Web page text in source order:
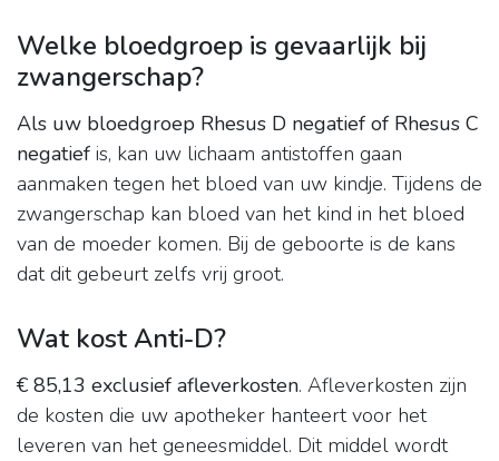
Welke bloedgroep is gevaarlijk bij
zwangerschap?
Als uw bloedgroep Rhesus D negatief of Rhesus C
negatief is, kan uw lichaam antistoffen gaan
aanmaken tegen het bloed van uw kindje. Tijdens de
zwangerschap kan bloed van het kind in het bloed
van de moeder komen. Bij de geboorte is de kans
dat dit gebeurt zelfs vrij groot.
Wat kost Anti-D?
€ 85,13 exclusief afleverkosten. Afleverkosten zijn
de kosten die uw apotheker hanteert voor het
leveren van het geneesmiddel. Dit middel wordt